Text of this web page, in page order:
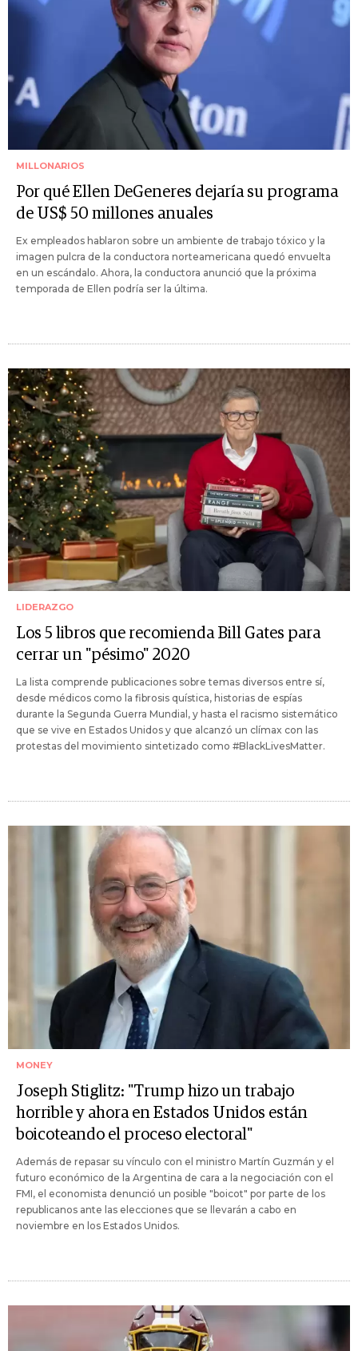
MILLONARIOS
Por qué Ellen DeGeneres dejaría su programa
de US$ 50 millones anuales
Ex empleados hablaron sobre un ambiente de trabajo tóxico y la
imagen pulcra de la conductora norteamericana quedó envuelta
en un escándalo. Ahora, la conductora anunció que la próxima
temporada de Ellen podría ser la última.
LIDERAZGO
Los 5 libros que recomienda Bill Gates para
cerrar un "pésimo" 2020
La lista comprende publicaciones sobre temas diversos entre sí,
desde médicos como la fibrosis quística, historias de espías
durante la Segunda Guerra Mundial, y hasta el racismo sistemático
que se vive en Estados Unidos y que alcanzó un clímax con las
protestas del movimiento sintetizado como #BlackLivesMatter.
MONEY
Joseph Stiglitz: "Trump hizo un trabajo
horrible y ahora en Estados Unidos están
boicoteando el proceso electoral"
Además de repasar su vínculo con el ministro Martín Guzmán y el
futuro económico de la Argentina de cara a la negociación con el
FMI, el economista denunció un posible "boicot" por parte de los
republicanos ante las elecciones que se llevarán a cabo en
noviembre en los Estados Unidos.